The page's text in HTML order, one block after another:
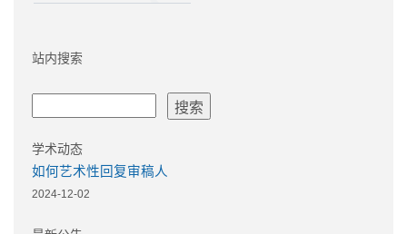
站内搜索
学术动态
如何艺术性回复审稿人
2024-12-02